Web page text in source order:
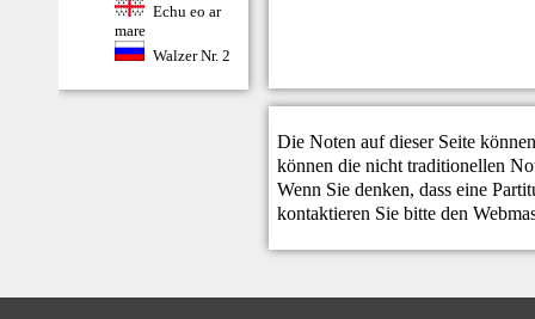
Echu eo ar
mare
Walzer Nr. 2
Die Noten auf dieser Seite
können die nicht traditionellen
Wenn Sie denken, dass eine
kontaktieren Sie bitte den